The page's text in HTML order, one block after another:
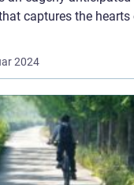
captures the hearts
2024